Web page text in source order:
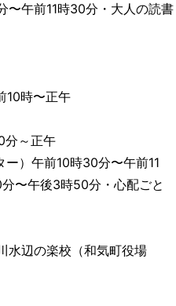
〜午前11時30分・大人の読書
10時〜正午
分～正午
）午前10時30分〜午前11
〜午後3時50分・心配ごと
水辺の楽校（和気町役場